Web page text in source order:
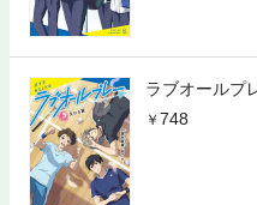
ラブオールプ
748